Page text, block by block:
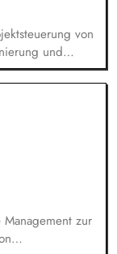
von
und
Innenstadt
des
sowie
und Vor-Ort-
und -
und
Beratung bei
für die
zur